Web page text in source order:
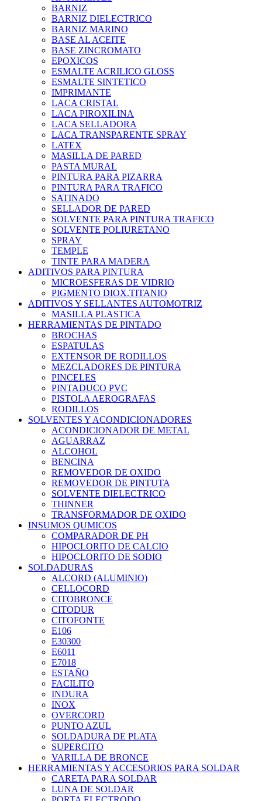
BARNIZ
BARNIZ DIELECTRICO
BARNIZ MARINO
BASE AL ACEITE
BASE ZINCROMATO
EPOXICOS
ESMALTE ACRILICO GLOSS
ESMALTE SINTETICO
IMPRIMANTE
LACA CRISTAL
LACA PIROXILINA
LACA SELLADORA
LACA TRANSPARENTE SPRAY
LATEX
MASILLA DE PARED
PASTA MURAL
PINTURA PARA PIZARRA
PINTURA PARA TRAFICO
SATINADO
SELLADOR DE PARED
SOLVENTE PARA PINTURA TRAFICO
SOLVENTE POLIURETANO
SPRAY
TEMPLE
TINTE PARA MADERA
ADITIVOS PARA PINTURA
MICROESFERAS DE VIDRIO
PIGMENTO DIOX.TITANIO
ADITIVOS Y SELLANTES AUTOMOTRIZ
MASILLA PLASTICA
HERRAMIENTAS DE PINTADO
BROCHAS
ESPATULAS
EXTENSOR DE RODILLOS
MEZCLADORES DE PINTURA
PINCELES
PINTADUCO PVC
PISTOLA AEROGRAFAS
RODILLOS
SOLVENTES Y ACONDICIONADORES
ACONDICIONADOR DE METAL
AGUARRAZ
ALCOHOL
BENCINA
REMOVEDOR DE OXIDO
REMOVEDOR DE PINTUTA
SOLVENTE DIELECTRICO
THINNER
TRANSFORMADOR DE OXIDO
INSUMOS QUMICOS
COMPARADOR DE PH
HIPOCLORITO DE CALCIO
HIPOCLORITO DE SODIO
SOLDADURAS
ALCORD (ALUMINIO)
CELLOCORD
CITOBRONCE
CITODUR
CITOFONTE
E106
E30300
E6011
E7018
ESTAÑO
FACILITO
INDURA
INOX
OVERCORD
PUNTO AZUL
SOLDADURA DE PLATA
SUPERCITO
VARILLA DE BRONCE
HERRAMIENTAS Y ACCESORIOS PARA SOLDAR
CARETA PARA SOLDAR
LUNA DE SOLDAR